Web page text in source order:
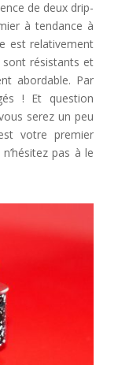
de deux drip-
à tendance à
est relativement
résistants et
abordable. Par
! Et question
serez un peu
votre premier
pas à le